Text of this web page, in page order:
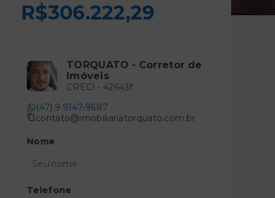
R$306.222,29
TORQUATO - Corretor de
Imóveis
CRECI - 42643f
(47) 9 9147-9687
contato@imobiliariatorquato.com.br
Nome
Telefone